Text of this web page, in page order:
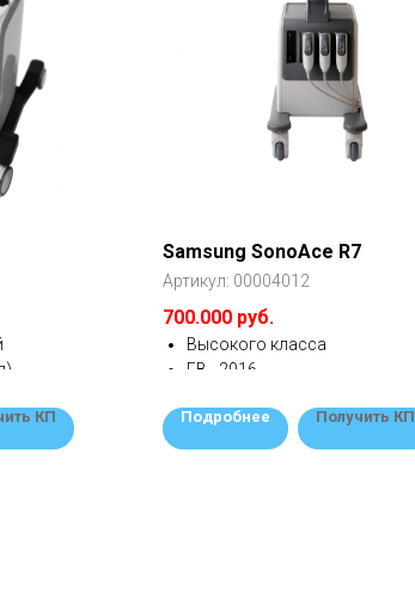
и КП
Samsung SonoAce R7
Артикул: 00004012
700.000 руб.
Высокого класса
ГВ - 2016
Комплект - 3 датчика
Подробнее Получить КП